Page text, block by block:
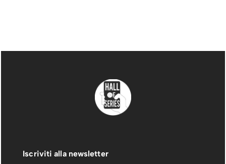
Iscriviti alla newsletter